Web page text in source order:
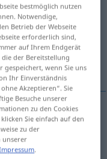
antippen)
bestmöglich nutzen
Notwendige,
Betrieb der Webseite
erforderlich sind,
auf Ihrem Endgerät
der Bereitstellung
wenn Sie uns
Ihr Einverständnis
Akzeptieren“. Sie
Besuche unserer
zu den Cookies
Sie einfach auf den
zu der
unserer